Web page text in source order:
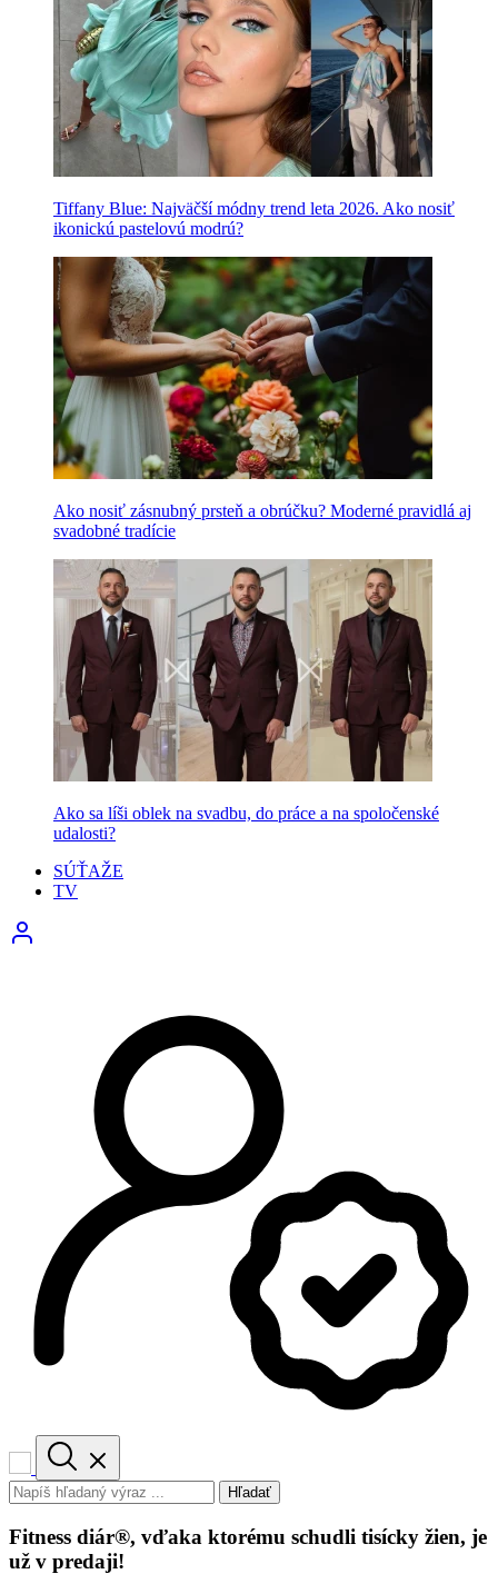
Tiffany Blue: Najväčší módny trend leta 2026. Ako nosiť
ikonickú pastelovú modrú?
Ako nosiť zásnubný prsteň a obrúčku? Moderné pravidlá aj
svadobné tradície
Ako sa líši oblek na svadbu, do práce a na spoločenské
udalosti?
SÚŤAŽE
TV
Hľadať
Fitness diár®, vďaka ktorému schudli tisícky žien, je
už v predaji!